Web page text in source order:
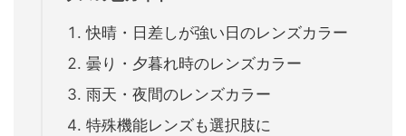
快晴・日差しが強い日のレンズカラー
曇り・夕暮れ時のレンズカラー
雨天・夜間のレンズカラー
特殊機能レンズも選択肢に